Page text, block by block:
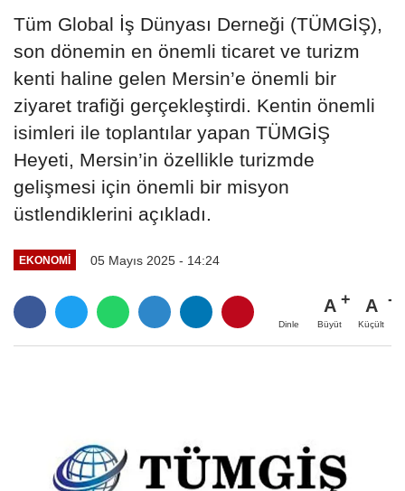
Tüm Global İş Dünyası Derneği (TÜMGİŞ),
son dönemin en önemli ticaret ve turizm
kenti haline gelen Mersin’e önemli bir
ziyaret trafiği gerçekleştirdi. Kentin önemli
isimleri ile toplantılar yapan TÜMGİŞ
Heyeti, Mersin’in özellikle turizmde
gelişmesi için önemli bir misyon
üstlendiklerini açıkladı.
EKONOMI 05 Mayıs 2025 - 14:24
Dinle
A
Büyüt
A
Küçült